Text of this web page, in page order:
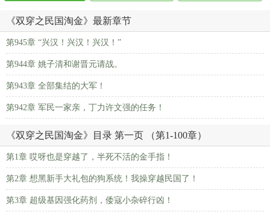
《双穿之民国淘金》最新章节
第945章 “兴汉！兴汉！兴汉！”
第944章 姚子清和谢晋元请战。
第943章 全部集结的大军！
第942章 军民一家亲，丁力许文强的任务！
《双穿之民国淘金》目录 第一页 （第1-100章）
第1章 哎呀也是穿越了，半死不活的金手指！
第2章 想黑新手大礼包的狗系统！我操穿越民国了！
第3章 超级基因强化药剂，倭寇小杂碎行凶！